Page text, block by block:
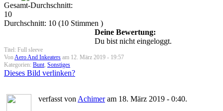
Gesamt-Durchschnitt:
10
Durchschnitt: 10 (10 Stimmen )
Deine Bewertung:
Du bist nicht eingeloggt.
Titel: Full sleeve
VonAero And Inkeaters am 12. März 2019 - 19:57
Kategorien: Bunt, Sonstiges
Dieses Bild verlinken?
verfasst von Achimeram 18. März 2019 - 0:40.